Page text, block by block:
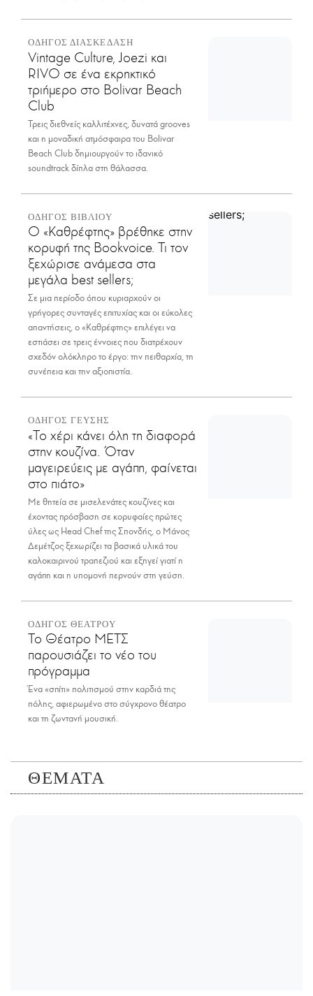
ΟΔΗΓΟΣ ΔΙΑΣΚΕΔΑΣΗ
Vintage Culture, Joezi και
RIVO σε ένα εκρηκτικό
τριήμερο στο Bolivar Beach
Club
Τρεις διεθνείς καλλιτέχνες, δυνατά grooves
και η μοναδική ατμόσφαιρα του Bolivar
Beach Club δημιουργούν το ιδανικό
soundtrack δίπλα στη θάλασσα.
ΟΔΗΓΟΣ ΒΙΒΛΙΟΥ
Ο «Καθρέφτης» βρέθηκε στην
κορυφή της Bookvoice. Τι τον
ξεχώρισε ανάμεσα στα
μεγάλα best sellers;
Σε μια περίοδο όπου κυριαρχούν οι
γρήγορες συνταγές επιτυχίας και οι εύκολες
απαντήσεις, ο «Καθρέφτης» επιλέγει να
εστιάσει σε τρεις έννοιες που διατρέχουν
σχεδόν ολόκληρο το έργο: την πειθαρχία, τη
συνέπεια και την αξιοπιστία.
ΟΔΗΓΟΣ ΓΕΥΣΗΣ
«Το χέρι κάνει όλη τη διαφορά
στην κουζίνα. Όταν
μαγειρεύεις με αγάπη, φαίνεται
στο πιάτο»
Με θητεία σε μισελενάτες κουζίνες και
έχοντας πρόσβαση σε κορυφαίες πρώτες
ύλες ως Head Chef της Σπονδής, ο Μάνος
Δεμέτζος ξεχωρίζει τα βασικά υλικά του
καλοκαιρινού τραπεζιού και εξηγεί γιατί η
αγάπη και η υπομονή περνούν στη γεύση.
ΟΔΗΓΟΣ ΘΕΑΤΡΟΥ
Το Θέατρο ΜΕΤΣ
παρουσιάζει το νέο του
πρόγραμμα
Ένα «σπίτι» πολιτισμού στην καρδιά της
πόλης, αφιερωμένο στο σύγχρονο θέατρο
και τη ζωντανή μουσική.
ΘΕΜΑΤΑ